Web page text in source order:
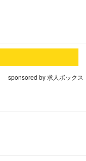
sponsored by 求人ボックス